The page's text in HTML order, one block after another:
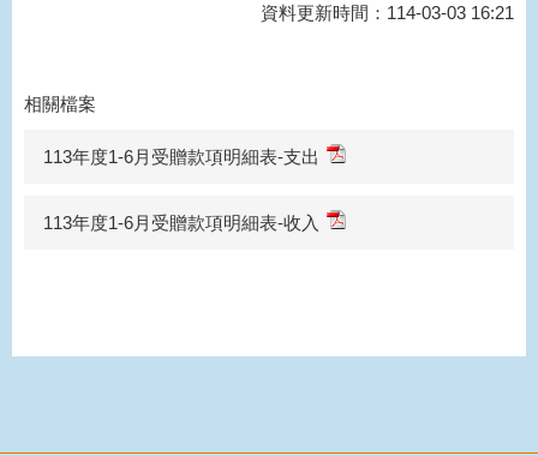
資料更新時間：114-03-03 16:21
相關檔案
113年度1-6月受贈款項明細表-支出
113年度1-6月受贈款項明細表-收入